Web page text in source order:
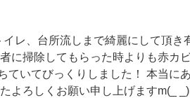
レ、台所流しまで綺麗にして頂き
に掃除してもらった時よりも赤カ
ていてびっくりしました！ 本当に
よろしくお願い申し上げますm(_